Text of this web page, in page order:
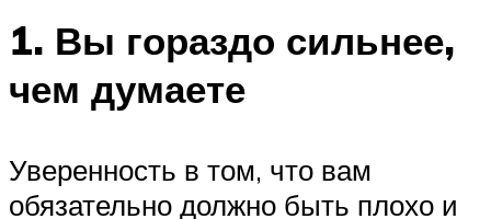
1. Вы гораздо сильнее,
чем думаете
Уверенность в том, что вам
обязательно должно быть плохо и